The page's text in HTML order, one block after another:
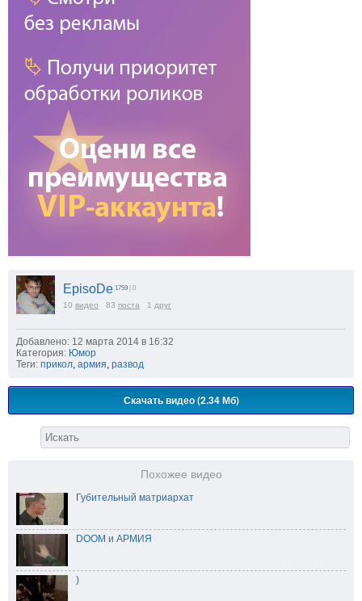
EpisoDe 1759 | 0
10 видео 83 поста 1 друг
Добавлено: 12 марта 2014 в 16:32
Категория: Юмор
Теги: прикол армия развод
Скачать видео (2.34 Мб)
Похожее видео
Губительный матриархат
DOOM и АРМИЯ
)